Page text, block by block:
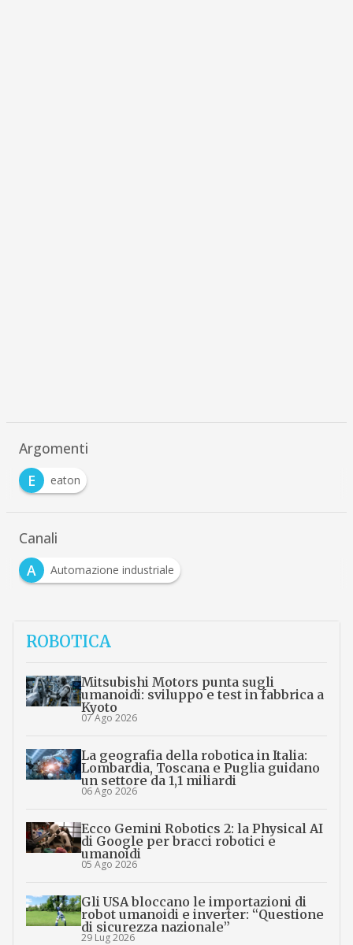
Argomenti
E
eaton
Canali
A
Automazione industriale
ROBOTICA
Mitsubishi Motors punta sugli
umanoidi: sviluppo e test in fabbrica a
Kyoto
07 Ago 2026
La geografia della robotica in Italia:
Lombardia, Toscana e Puglia guidano
un settore da 1,1 miliardi
06 Ago 2026
Ecco Gemini Robotics 2: la Physical AI
di Google per bracci robotici e
umanoidi
05 Ago 2026
Gli USA bloccano le importazioni di
robot umanoidi e inverter: “Questione
di sicurezza nazionale”
29 Lug 2026